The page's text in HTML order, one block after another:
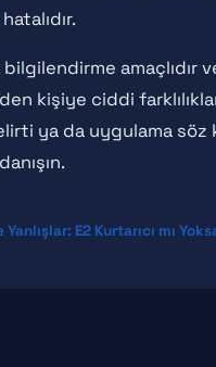
kişiye ciddi
ya da uygulama
E2 Kurtarıcı mı